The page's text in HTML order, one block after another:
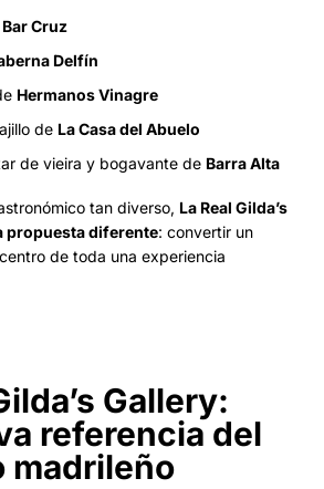
Bar Cruz
Delfín
Hermanos Vinagre
de La Casa del Abuelo
de vieira y bogavante de Barra Alta
tan diverso, La Real Gilda’s
propuesta diferente: convertir un
de toda una experiencia
Gallery:
referencia del
madrileño